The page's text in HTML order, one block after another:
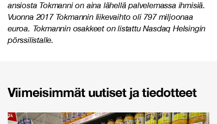
ansiosta Tokmanni on aina lähellä palvelemassa ihmisiä.
Vuonna 2017 Tokmannin liikevaihto oli 797 miljoonaa
euroa. Tokmannin osakkeet on listattu Nasdaq Helsingin
pörssilistalle.
Viimeisimmät uutiset ja tiedotteet